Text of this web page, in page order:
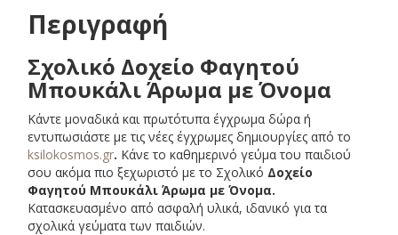
Περιγραφή
Σχολικό Δοχείο Φαγητού
Μπουκάλι Άρωμα με Όνομα
Κάντε μοναδικά και πρωτότυπα έγχρωμα δώρα ή
εντυπωσιάστε με τις νέες έγχρωμες δημιουργίες από το
ksilokosmos.gr. Κάνε το καθημερινό γεύμα του παιδιού
σου ακόμα πιο ξεχωριστό με το Σχολικό Δοχείο
Φαγητού Μπουκάλι Άρωμα με Όνομα.
Κατασκευασμένο από ασφαλή υλικά, ιδανικό για τα
σχολικά γεύματα των παιδιών.